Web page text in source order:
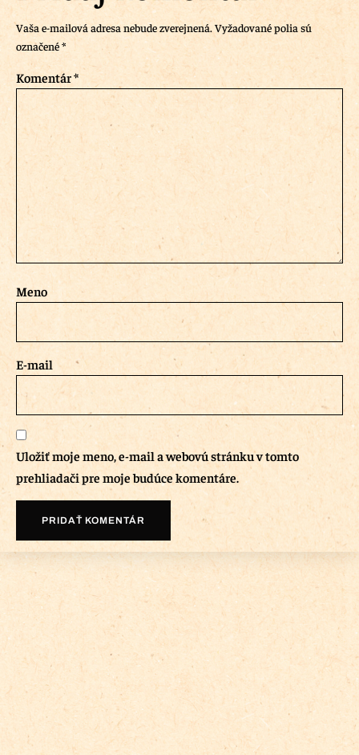
Vaša e-mailová adresa nebude zverejnená.Vyžadované polia sú
označené*
Komentár*
Meno
E-mail
Uložiť moje meno, e-mail a webovú stránku v tomto
prehliadači pre moje budúce komentáre.